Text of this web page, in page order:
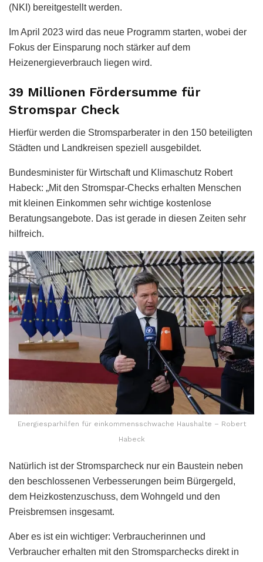
(NKI) bereitgestellt werden.
Im April 2023 wird das neue Programm starten, wobei der
Fokus der Einsparung noch stärker auf dem
Heizenergieverbrauch liegen wird.
39 Millionen Fördersumme für
Stromspar Check
Hierfür werden die Stromsparberater in den 150 beteiligten
Städten und Landkreisen speziell ausgebildet.
Bundesminister für Wirtschaft und Klimaschutz Robert
Habeck: „Mit den Stromspar-Checks erhalten Menschen
mit kleinen Einkommen sehr wichtige kostenlose
Beratungsangebote. Das ist gerade in diesen Zeiten sehr
hilfreich.
Energiesparhilfen für einkommensschwache Haushalte – Robert
Habeck
Natürlich ist der Stromsparcheck nur ein Baustein neben
den beschlossenen Verbesserungen beim Bürgergeld,
dem Heizkostenzuschuss, dem Wohngeld und den
Preisbremsen insgesamt.
Aber es ist ein wichtiger: Verbraucherinnen und
Verbraucher erhalten mit den Stromsparchecks direkt in